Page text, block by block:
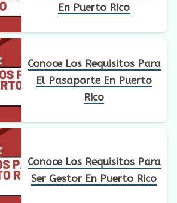
En Puerto Rico
Conoce Los Requisitos Para
El Pasaporte En Puerto
Rico
Conoce Los Requisitos Para
Ser Gestor En Puerto Rico